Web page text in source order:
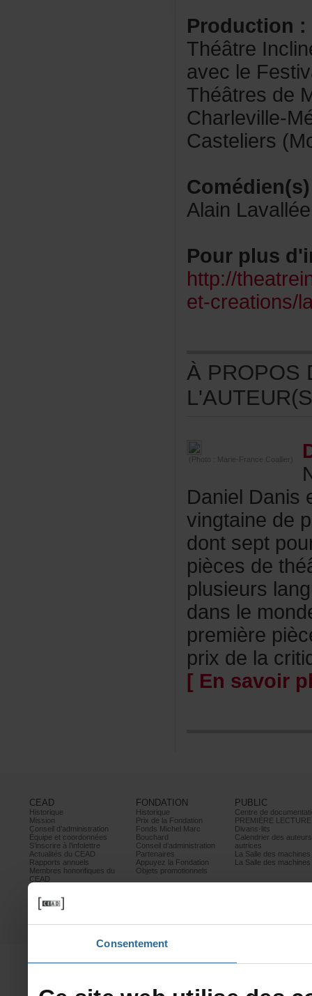
Consentement
Production:
Charleville-
AlainLavallée
http://
et-creations/
(Photo:Marie-FranceCoallier)
CEAD
Historique
Mission
Conseild’administration
Équipeetcoordonnées
S’inscrireàl’infolettre
ActualitésduCEAD
Rapportsannuels
Membreshonorifiquesdu
CEAD
Mesurescontrele
harcèlement
Politiquedeconfidentialité
Prixetconcours
FONDATION
Historique
PrixdelaFondation
FondsMichelMarc
Bouchard
Conseild’administration
Partenaires
AppuyezlaFondation
Objetspromotionnels
PUBLIC
PREMIÈRELECTURE
Divans-lits
autrices